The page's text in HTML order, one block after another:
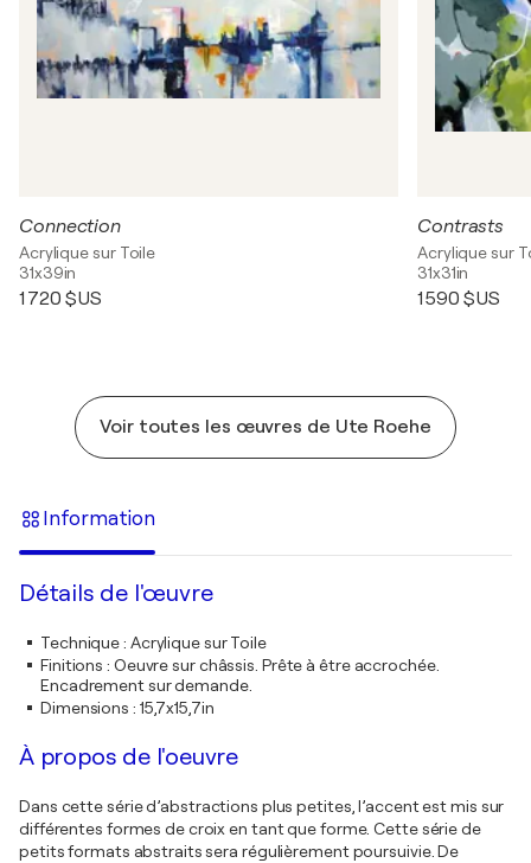
Connection
Acrylique sur Toile
31x39in
1 720 $US
Contrasts
Acrylique sur
31x31in
1 590 $US
Voir toutes les œuvres de Ute Roehe
Information
Détails de l'œuvre
Technique: Acrylique sur Toile
Finitions : Oeuvre sur châssis. Prête à être accrochée.
Encadrement sur demande.
Dimensions : 15,7x15,7in
À propos de l'oeuvre
Dans cette série d’abstractions plus petites, l’accent est mis sur
différentes formes de croix en tant que forme. Cette série de
petits formats abstraits sera régulièrement poursuivie. De